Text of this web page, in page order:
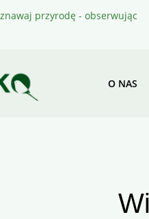
przyrodę - obserwując
O NAS